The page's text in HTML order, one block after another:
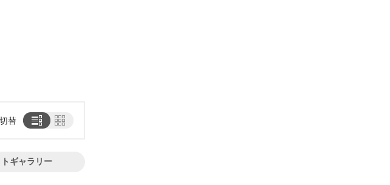
替
ギャラリー